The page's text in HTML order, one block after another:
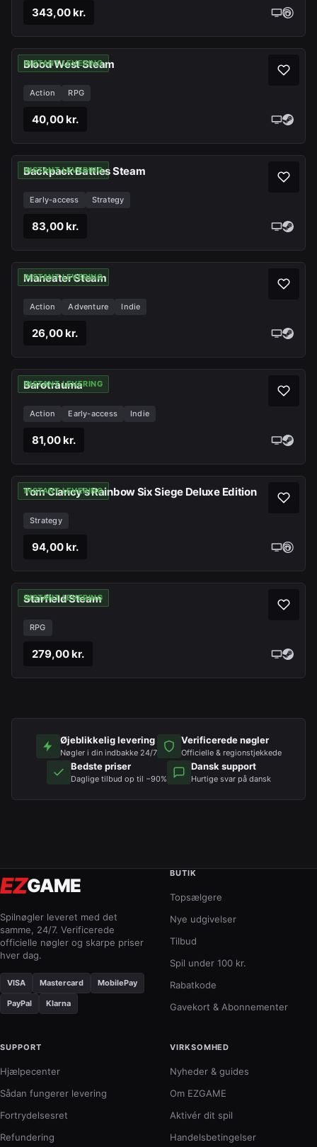
343,00 kr.
INSTANT LEVERING
Blood West Steam
Action RPG
40,00 kr.
INSTANT LEVERING
Backpack Battles Steam
Early-access Strategy
83,00 kr.
INSTANT LEVERING
Maneater Steam
Action Adventure Indie
26,00 kr.
INSTANT LEVERING
Barotrauma
Action Early-access Indie
81,00 kr.
INSTANT LEVERING
Tom Clancy's Rainbow Six Siege Deluxe Edition
Strategy
94,00 kr.
INSTANT LEVERING
Starfield Steam
RPG
279,00 kr.
Øjeblikkelig levering
Nøgler i din indbakke 24/7
Verificerede nøgler
Officielle & regionstjekkede
Bedste priser
Daglige tilbud op til −90%
Dansk support
Hurtige svar på dansk
EZGAME
Spilnøgler leveret med det
samme, 24/7. Verificerede
officielle nøgler og skarpe priser
hver dag.
VISA Mastercard MobilePay
PayPal Klarna
BUTIK
Topsælgere
Nye udgivelser
Tilbud
Spil under 100 kr.
Rabatkode
Gavekort & Abonnementer
SUPPORT
Hjælpecenter
Sådan fungerer levering
Fortrydelsesret
Refundering
VIRKSOMHED
Nyheder & guides
Om EZGAME
Aktivér dit spil
Handelsbetingelser